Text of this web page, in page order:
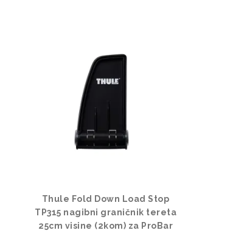
Thule Fold Down Load Stop
TP315 nagibni graničnik tereta
25cm visine (2kom) za ProBar